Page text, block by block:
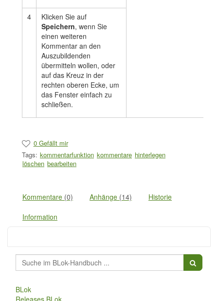
4
Klicken Sie auf
Speichern, wenn Sie
einen weiteren
Kommentar an den
Auszubildenden
übermitteln wollen, oder
auf das Kreuz in der
rechten oberen Ecke, um
das Fenster einfach zu
schließen.
0 Gefällt mir
Tags: kommentarfunktion kommentare hinterlegen
löschen bearbeiten
Kommentare (0) Anhänge (14) Historie
Information
BLok
Releases BLok